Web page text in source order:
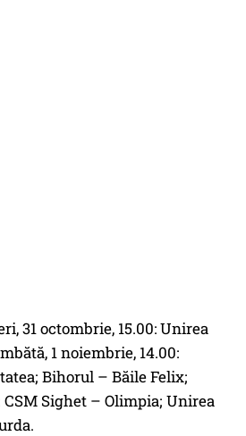
31 octombrie, 15.00: Unirea
1 noiembrie, 14.00:
Bihorul – Băile Felix;
Sighet – Olimpia; Unirea